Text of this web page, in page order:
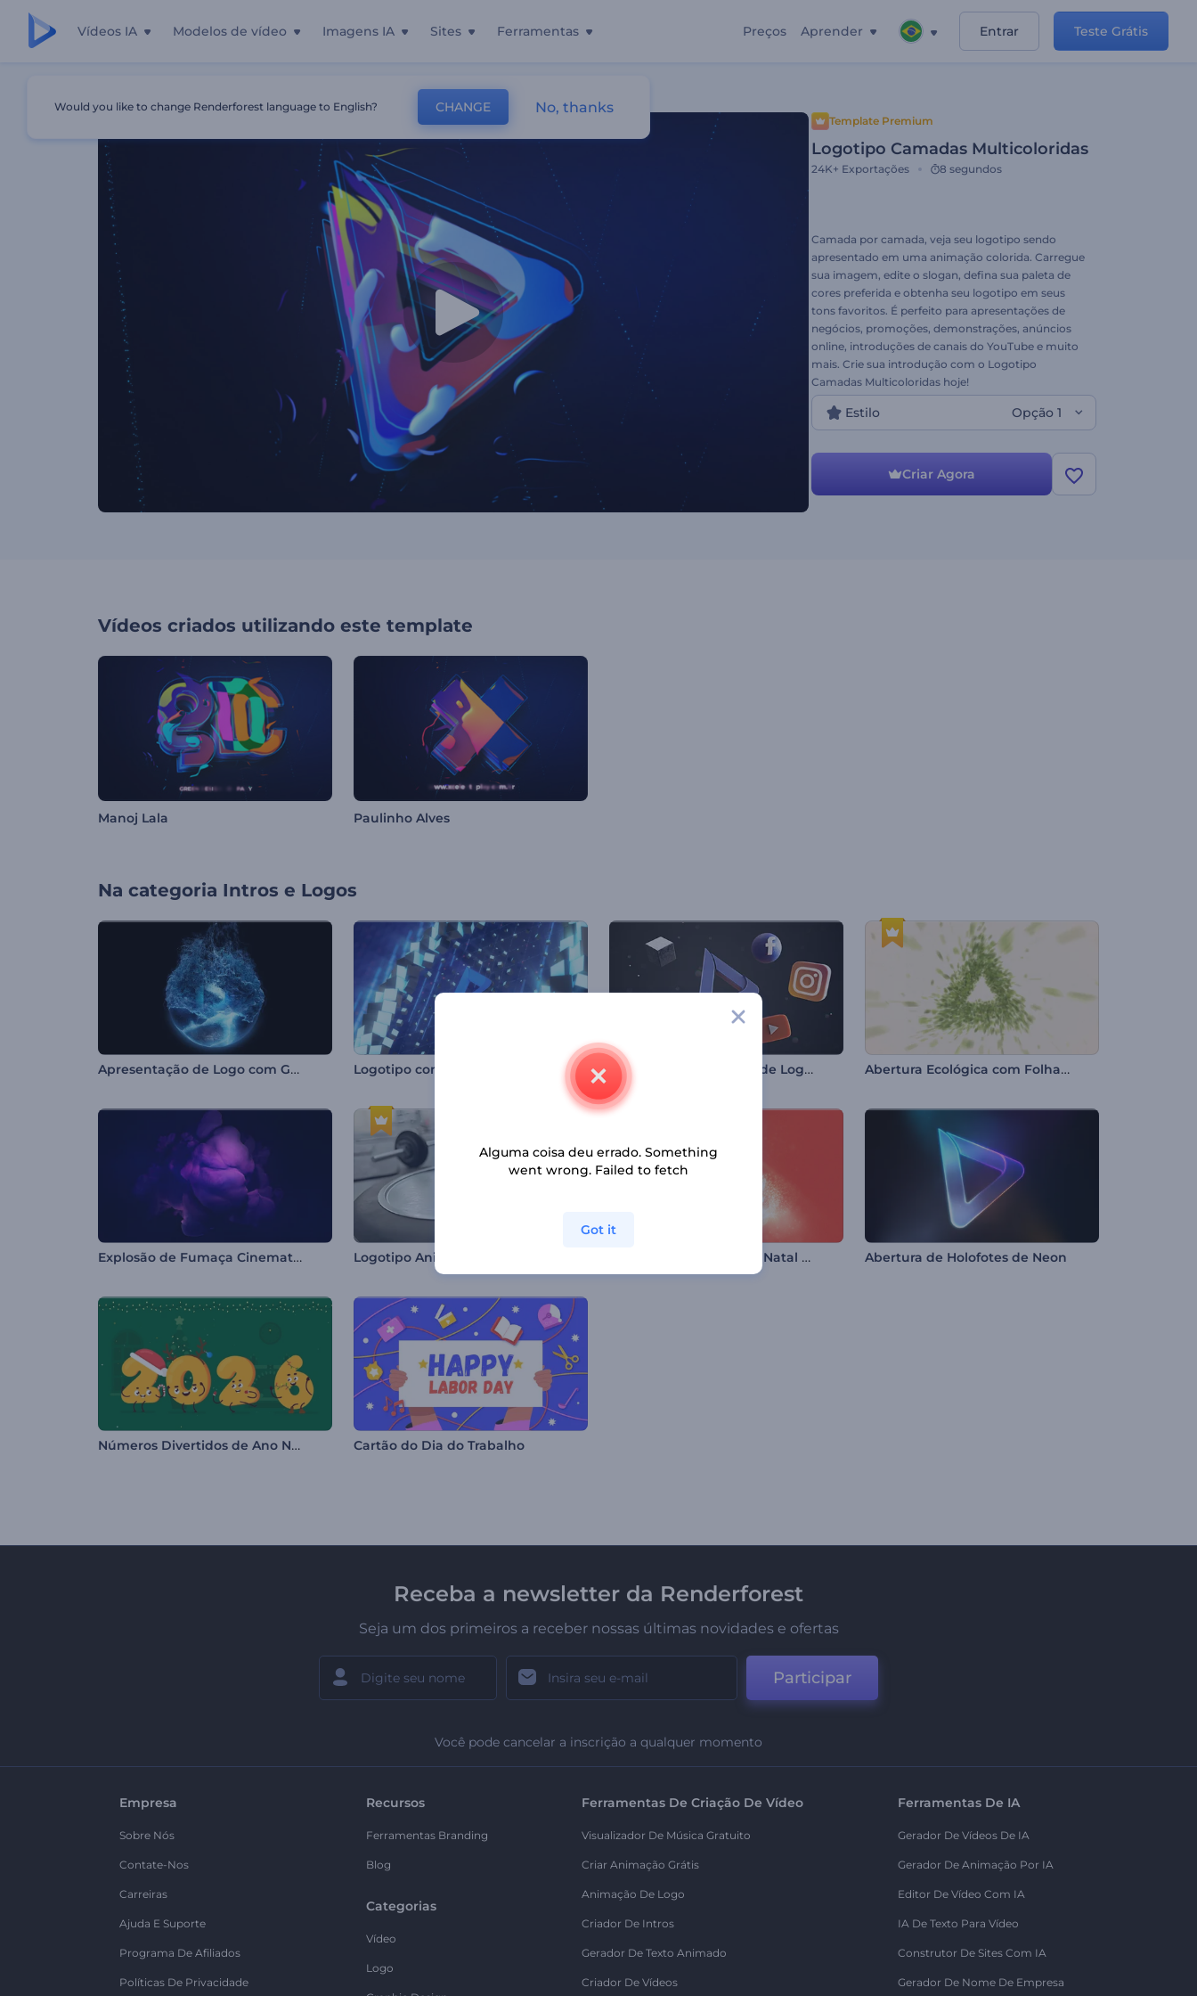
Vídeos IA Modelos de vídeo Imagens IA Sites Ferramentas Preços Aprender Entrar Teste Grátis
Template Premium
Logotipo Camadas Multicoloridas
24K+ Exportações 8 segundos
Camada por camada, veja seu logotipo sendo
apresentado em uma animação colorida. Carregue
sua imagem, edite o slogan, defina sua paleta de
cores preferida e obtenha seu logotipo em seus
tons favoritos. É perfeito para apresentações de
negócios, promoções, demonstrações, anúncios
online, introduções de canais do YouTube e muito
mais. Crie sua introdução com o Logotipo
Camadas Multicoloridas hoje!
Estilo Opção 1
Criar Agora
Vídeos criados utilizando este template
Manoj Lala Paulinho Alves
Na categoria Intros e Logos
Apresentação de Logo com Gelo Derretendo Revelação Impactante de Logotipo Abertura Ecológica com Folhagens
Explosão de Fumaça Cinematográfica Logotipo Animação Fitness Introdução à Árvore de Natal Brilhante Abertura de Holofotes de Neon
Números Divertidos de Ano Novo Cartão do Dia do Trabalho
Receba a newsletter da Renderforest
Seja um dos primeiros a receber nossas últimas novidades e ofertas
Participar
Você pode cancelar a inscrição a qualquer momento
Empresa
Sobre Nós
Contate-Nos
Carreiras
Ajuda E Suporte
Programa De Afiliados
Políticas De Privacidade
Recursos
Ferramentas Branding
Blog
Categorias
Vídeo
Logo
Ferramentas De Criação De Vídeo
Visualizador De Música Gratuito
Criar Animação Grátis
Animação De Logo
Criador De Intros
Gerador De Texto Animado
Criador De Vídeos
Ferramentas De IA
Gerador De Vídeos De IA
Gerador De Animação Por IA
Editor De Vídeo Com IA
IA De Texto Para Vídeo
Construtor De Sites Com IA
Gerador De Nome De Empresa
Would you like to change Renderforest language to English? CHANGE No, thanks
Alguma coisa deu errado. Something
went wrong. Failed to fetch
Got it